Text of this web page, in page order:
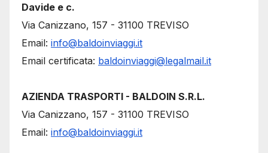
Davide e c.
Via Canizzano, 157 - 31100 TREVISO
Email: info@baldoinviaggi.it
Email certificata: baldoinviaggi@legalmail.it
AZIENDA TRASPORTI - BALDOIN S.R.L.
Via Canizzano, 157 - 31100 TREVISO
Email: info@baldoinviaggi.it